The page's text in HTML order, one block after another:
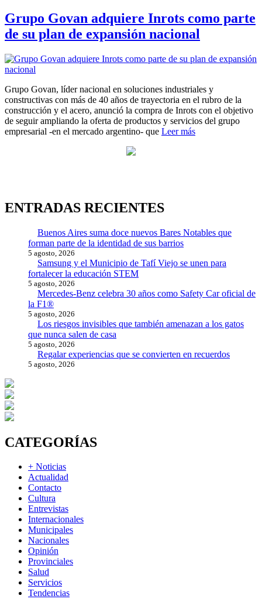
Grupo Govan adquiere Inrots como parte
de su plan de expansión nacional
Grupo Govan, líder nacional en soluciones industriales y
constructivas con más de 40 años de trayectoria en el rubro de la
construcción y el acero, anunció la compra de Inrots con el objetivo
de seguir ampliando la oferta de productos y servicios del grupo
empresarial -en el mercado argentino- que Leer más
ENTRADAS RECIENTES
Buenos Aires suma doce nuevos Bares Notables que
forman parte de la identidad de sus barrios
5 agosto, 2026
Samsung y el Municipio de Tafí Viejo se unen para
fortalecer la educación STEM
5 agosto, 2026
Mercedes-Benz celebra 30 años como Safety Car oficial de
la F1®
5 agosto, 2026
Los riesgos invisibles que también amenazan a los gatos
que nunca salen de casa
5 agosto, 2026
Regalar experiencias que se convierten en recuerdos
5 agosto, 2026
CATEGORÍAS
+ Noticias
Actualidad
Contacto
Cultura
Entrevistas
Internacionales
Municipales
Nacionales
Opinión
Provinciales
Salud
Servicios
Tendencias